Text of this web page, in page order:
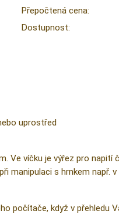
Přepočtená cena:
Dostupnost:
uprostřed
Ve víčku je výřez pro napití
manipulaci s hrnkem např.
počítače, když v přehledu